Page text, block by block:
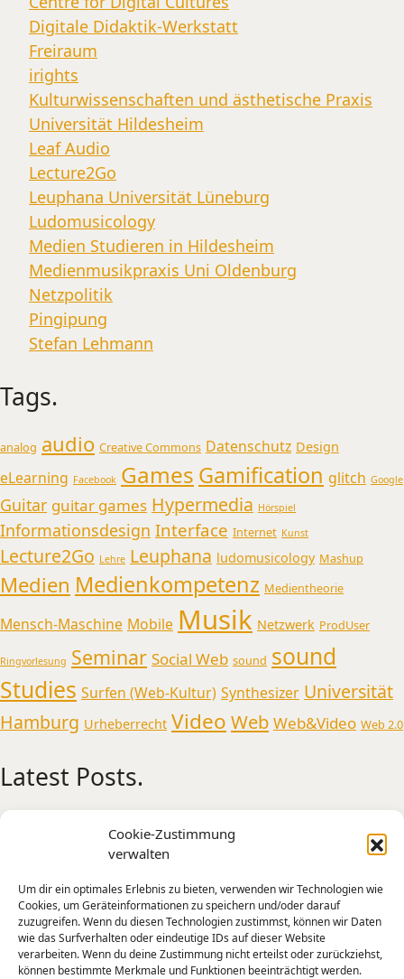
Cookie-Zustimmung
verwalten
Um dir ein optimales Erlebnis zu bieten, verwenden wir Technologien wie
Cookies, um Geräteinformationen zu speichern und/oder darauf
zuzugreifen. Wenn du diesen Technologien zustimmst, können wir Daten
wie das Surfverhalten oder eindeutige IDs auf dieser Website
verarbeiten. Wenn du deine Zustimmung nicht erteilst oder zurückziehst,
können bestimmte Merkmale und Funktionen beeinträchtigt werden.
Digitale Didaktik-Werkstatt
Freiraum
irights
Kulturwissenschaften und ästhetische Praxis
Universität Hildesheim
Leaf Audio
Lecture2Go
Leuphana Universität Lüneburg
Ludomusicology
Medien Studieren in Hildesheim
Medienmusikpraxis Uni Oldenburg
Netzpolitik
Pingipung
Stefan Lehmann
Tags.
analog audio Creative Commons Datenschutz Design
eLearning Facebook Games Gamification glitch Google
Guitar guitar games Hypermedia Hörspiel
Informationsdesign Interface Internet Kunst
Lecture2Go Lehre Leuphana ludomusicology Mashup
Medien Medienkompetenz Medientheorie
Mensch-Maschine Mobile Musik Netzwerk ProdUser
Ringvorlesung Seminar Social Web sound sound
Studies Surfen (Web-Kultur) Synthesizer Universität
Hamburg Urheberrecht Video Web Web&Video Web 2.0
Latest Posts.
Oldenburg
Tone Transfer
A Sonic Weekend in New York
Künstliche Intelligenz – Intelligente Kunst?
Mensch-Maschine-Interaktion und kreative